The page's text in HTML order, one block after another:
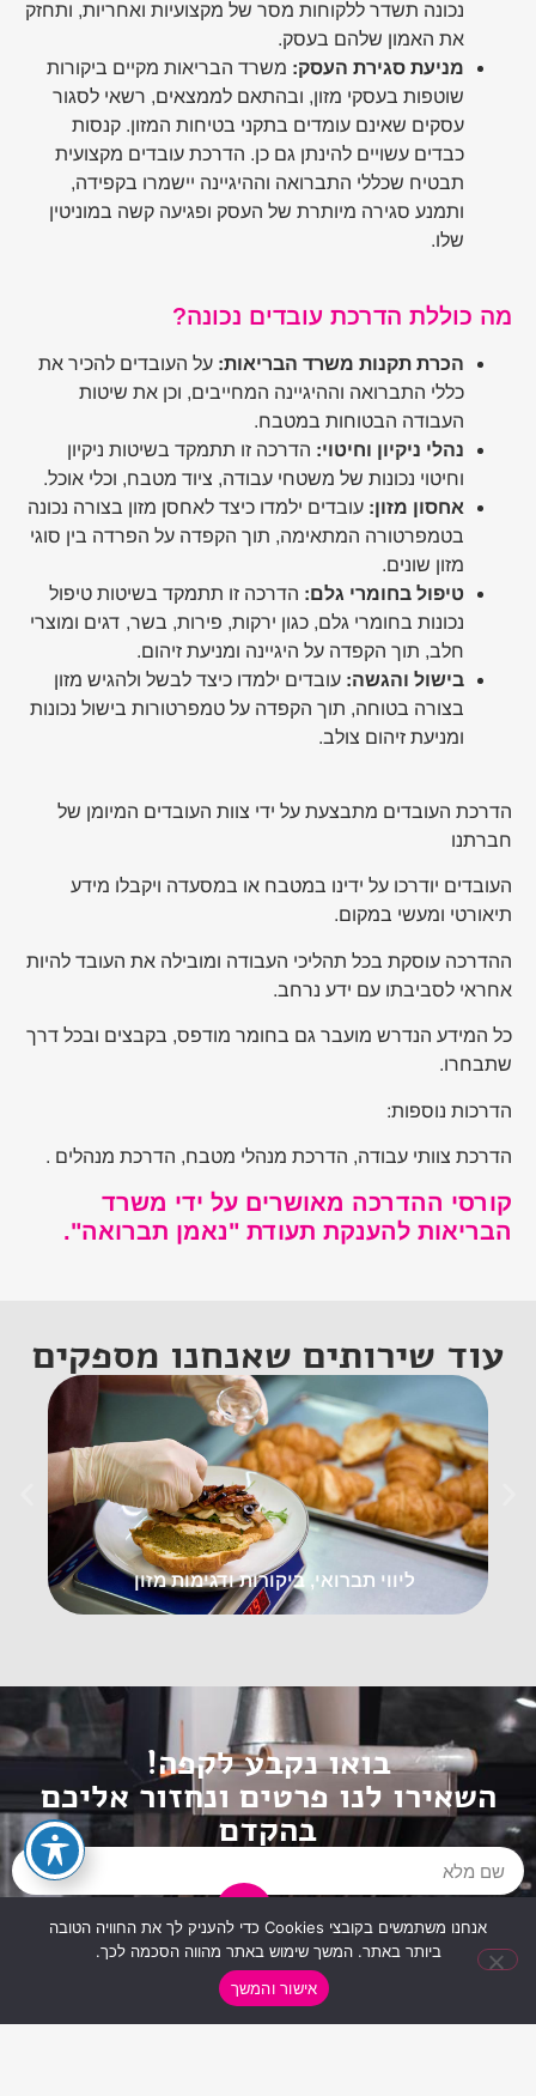
נכונה תשדר ללקוחות מסר של מקצועיות ואחריות, ותחזק
את האמון שלהם בעסק.
מניעת סגירת העסק: משרד הבריאות מקיים ביקורות
שוטפות בעסקי מזון, ובהתאם לממצאים, רשאי לסגור
עסקים שאינם עומדים בתקני בטיחות המזון. קנסות
כבדים עשויים להינתן גם כן. הדרכת עובדים מקצועית
תבטיח שכללי התברואה וההיגיינה יישמרו בקפידה,
ותמנע סגירה מיותרת של העסק ופגיעה קשה במוניטין
שלו.
מה כוללת הדרכת עובדים נכונה?
הכרת תקנות משרד הבריאות: על העובדים להכיר את
כללי התברואה וההיגיינה המחייבים, וכן את שיטות
העבודה הבטוחות במטבח.
נהלי ניקיון וחיטוי: הדרכה זו תתמקד בשיטות ניקיון
וחיטוי נכונות של משטחי עבודה, ציוד מטבח, וכלי אוכל.
אחסון מזון: עובדים ילמדו כיצד לאחסן מזון בצורה נכונה
בטמפרטורה המתאימה, תוך הקפדה על הפרדה בין סוגי
מזון שונים.
טיפול בחומרי גלם: הדרכה זו תתמקד בשיטות טיפול
נכונות בחומרי גלם, כגון ירקות, פירות, בשר, דגים ומוצרי
חלב, תוך הקפדה על היגיינה ומניעת זיהום.
בישול והגשה: עובדים ילמדו כיצד לבשל ולהגיש מזון
בצורה בטוחה, תוך הקפדה על טמפרטורות בישול נכונות
ומניעת זיהום צולב.
הדרכת העובדים מתבצעת על ידי צוות העובדים המיומן של
חברתנו
העובדים יודרכו על ידינו במטבח או במסעדה ויקבלו מידע
תיאורטי ומעשי במקום.
ההדרכה עוסקת בכל תהליכי העבודה ומובילה את העובד להיות
אחראי לסביבתו עם ידע נרחב.
כל המידע הנדרש מועבר גם בחומר מודפס, בקבצים ובכל דרך
שתבחרו.
הדרכות נוספות:
הדרכת צוותי עבודה, הדרכת מנהלי מטבח, הדרכת מנהלים .
קורסי ההדרכה מאושרים על ידי משרד
הבריאות להענקת תעודת "נאמן תברואה".
עוד שירותים שאנחנו מספקים
ליווי תברואי, ביקורות ודגימות מזון
בואו נקבע לקפה!
השאירו לנו פרטים ונחזור אליכם
בהקדם
אנחנו משתמשים בקובצי Cookies כדי להעניק לך את החוויה הטובה
ביותר באתר. המשך שימוש באתר מהווה הסכמה לכך.
אישור והמשך